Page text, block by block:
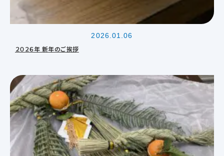
2026.01.06
２０２６年 新年のご挨拶